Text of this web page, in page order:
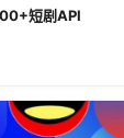
短剧API